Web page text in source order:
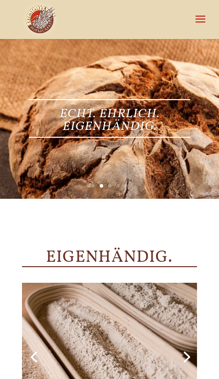
ECHT. EHRLICH.
EIGENHÄNDIG.
EIGENHÄNDIG.